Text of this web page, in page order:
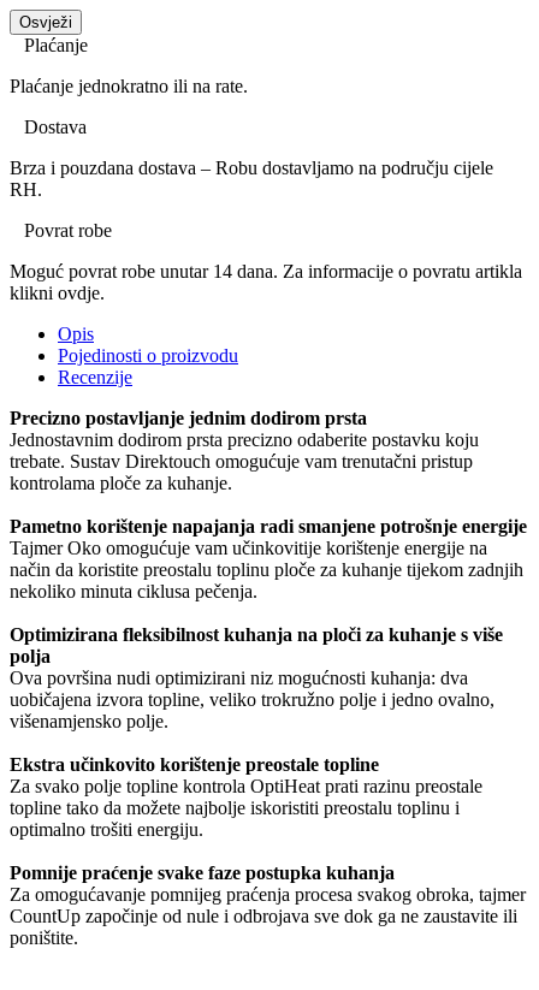
Plaćanje
Plaćanje jednokratno ili na rate.
Dostava
Brza i pouzdana dostava – Robu dostavljamo na području cijele
RH.
Povrat robe
Moguć povrat robe unutar 14 dana. Za informacije o povratu artikla
klikni ovdje.
Opis
Pojedinosti o proizvodu
Recenzije
Precizno postavljanje jednim dodirom prsta
Jednostavnim dodirom prsta precizno odaberite postavku koju
trebate. Sustav Direktouch omogućuje vam trenutačni pristup
kontrolama ploče za kuhanje.
Pametno korištenje napajanja radi smanjene potrošnje energije
Tajmer Oko omogućuje vam učinkovitije korištenje energije na
način da koristite preostalu toplinu ploče za kuhanje tijekom zadnjih
nekoliko minuta ciklusa pečenja.
Optimizirana fleksibilnost kuhanja na ploči za kuhanje s više
polja
Ova površina nudi optimizirani niz mogućnosti kuhanja: dva
uobičajena izvora topline, veliko trokružno polje i jedno ovalno,
višenamjensko polje.
Ekstra učinkovito korištenje preostale topline
Za svako polje topline kontrola OptiHeat prati razinu preostale
topline tako da možete najbolje iskoristiti preostalu toplinu i
optimalno trošiti energiju.
Pomnije praćenje svake faze postupka kuhanja
Za omogućavanje pomnijeg praćenja procesa svakog obroka, tajmer
CountUp započinje od nule i odbrojava sve dok ga ne zaustavite ili
poništite.